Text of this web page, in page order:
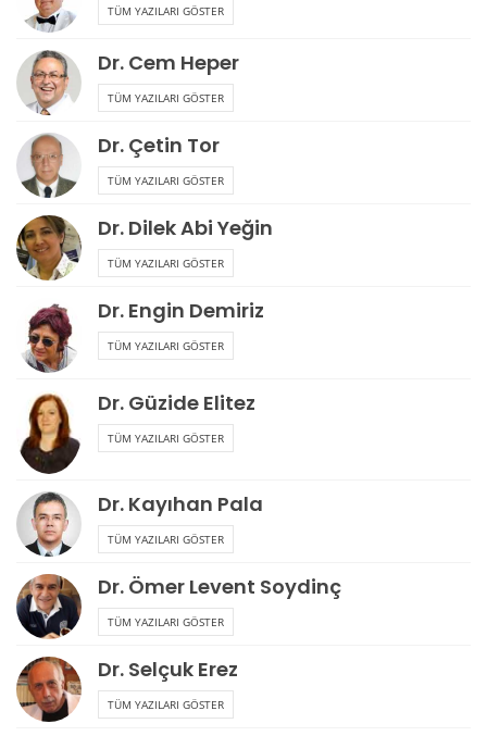
TÜM YAZILARI GÖSTER
Dr. Cem Heper
TÜM YAZILARI GÖSTER
Dr. Çetin Tor
TÜM YAZILARI GÖSTER
Dr. Dilek Abi Yeğin
TÜM YAZILARI GÖSTER
Dr. Engin Demiriz
TÜM YAZILARI GÖSTER
Dr. Güzide Elitez
TÜM YAZILARI GÖSTER
Dr. Kayıhan Pala
TÜM YAZILARI GÖSTER
Dr. Ömer Levent Soydinç
TÜM YAZILARI GÖSTER
Dr. Selçuk Erez
TÜM YAZILARI GÖSTER